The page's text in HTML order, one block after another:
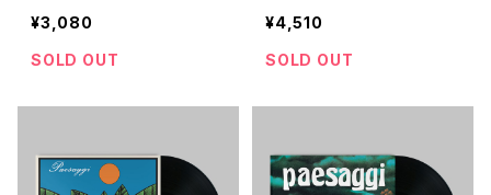
¥3,080
SOLD OUT
n Motion Picture Soundt
rack) / トロン: レガシー
¥4,510
SOLD OUT